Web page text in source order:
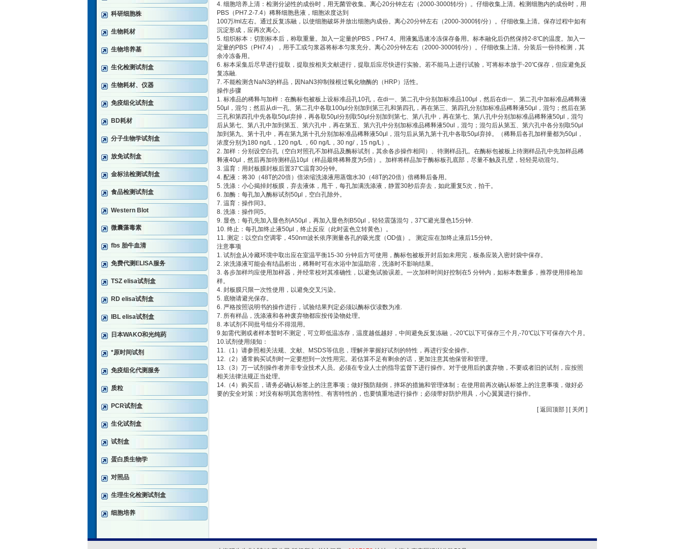
科研细胞株
生物耗材
生物培养基
生化检测试剂盒
生物耗材、仪器
免疫组化试剂盒
BD耗材
分子生物学试剂盒
放免试剂盒
金标法检测试剂盒
食品检测试剂盒
Western Blot
微囊藻毒素
fbs 胎牛血清
免费代测ELISA服务
TSZ elisa试剂盒
RD elisa试剂盒
IBL elisa试剂盒
日本WAKO和光纯药
*原时间试剂
免疫组化代测服务
质粒
PCR试剂盒
生化试剂盒
试剂盒
蛋白质生物学
对照品
生理生化检测试剂盒
细胞培养
4. 细胞培养上清：检测分泌性的成份时，用无菌管收集。离心20分钟左右（2000-3000转/分）。仔细收集上清。检测细胞内的成份时，用
PBS（PH7.2-7.4）稀释细胞悬液，细胞浓度达到
100万/ml左右。通过反复冻融，以使细胞破坏并放出细胞内成份。离心20分钟左右（2000-3000转/分）。仔细收集上清。保存过程中如有
沉淀形成，应再次离心。
5. 组织标本：切割标本后，称取重量。加入一定量的PBS，PH7.4。用液氮迅速冷冻保存备用。标本融化后仍然保持2-8℃的温度。加入一
定量的PBS（PH7.4），用手工或匀浆器将标本匀浆充分。离心20分钟左右（2000-3000转/分）。仔细收集上清。分装后一份待检测，其
余冷冻备用。
6. 标本采集后尽早进行提取，提取按相关文献进行，提取后应尽快进行实验。若不能马上进行试验，可将标本放于-20℃保存，但应避免反
复冻融.
7. 不能检测含NaN3的样品，因NaN3抑制辣根过氧化物酶的（HRP）活性。
操作步骤
1. 标准品的稀释与加样：在酶标包被板上设标准品孔10孔，在di一、第二孔中分别加标准品100μl，然后在di一、第二孔中加标准品稀释液
50μl，混匀；然后从di一孔、第二孔中各取100μl分别加到第三孔和第四孔，再在第三、第四孔分别加标准品稀释液50μl，混匀；然后在第
三孔和第四孔中先各取50μl弃掉，再各取50μl分别取50μl分别加到第七、第八孔中，再在第七、第八孔中分别加标准品稀释液50μl，混匀
后从第七、第八孔中加到第五、第六孔中，再在第五、第六孔中分别加标准品稀释液50ul，混匀；混匀后从第五、第六孔中各分别取50μl
加到第九、第十孔中，再在第九第十孔分别加标准品稀释液50μl，混匀后从第九第十孔中各取50μl弃掉。（稀释后各孔加样量都为50μl，
浓度分别为180 ng/L，120 ng/L ，60 ng/L，30 ng/，15 ng/L）。
2. 加样：分别设空白孔（空白对照孔不加样品及酶标试剂，其余各步操作相同）、待测样品孔。在酶标包被板上待测样品孔中先加样品稀
释液40μl，然后再加待测样品10μl（样品最终稀释度为5倍）。加样将样品加于酶标板孔底部，尽量不触及孔壁，轻轻晃动混匀。
3. 温育：用封板膜封板后置37℃温育30分钟。
4. 配液：将30（48T的20倍）倍浓缩洗涤液用蒸馏水30（48T的20倍）倍稀释后备用。
5. 洗涤：小心揭掉封板膜，弃去液体，甩干，每孔加满洗涤液，静置30秒后弃去，如此重复5次，拍干。
6. 加酶：每孔加入酶标试剂50μl，空白孔除外。
7. 温育：操作同3。
8. 洗涤：操作同5。
9. 显色：每孔先加入显色剂A50μl，再加入显色剂B50μl，轻轻震荡混匀，37℃避光显色15分钟.
10. 终止：每孔加终止液50μl，终止反应（此时蓝色立转黄色）。
11. 测定：以空白空调零，450nm波长依序测量各孔的吸光度（OD值）。 测定应在加终止液后15分钟。
注意事项
1. 试剂盒从冷藏环境中取出应在室温平衡15-30 分钟后方可使用，酶标包被板开封后如未用完，板条应装入密封袋中保存。
2. 浓洗涤液可能会有结晶析出，稀释时可在水浴中加温助溶，洗涤时不影响结果。
3. 各步加样均应使用加样器，并经常校对其准确性，以避免试验误差。一次加样时间好控制在5 分钟内，如标本数量多，推荐使用排枪加
样。
4. 封板膜只限一次性使用，以避免交叉污染。
5. 底物请避光保存。
6. 严格按照说明书的操作进行，试验结果判定必须以酶标仪读数为准.
7. 所有样品，洗涤液和各种废弃物都应按传染物处理。
8. 本试剂不同批号组分不得混用。
9.如需代测或者样本暂时不测定，可立即低温冻存，温度越低越好，中间避免反复冻融，-20℃以下可保存三个月,-70℃以下可保存六个月。
10.试剂使用须知：
11.（1）请参照相关法规、文献、MSDS等信息，理解并掌握好试剂的特性，再进行安全操作。
12.（2）通常购买试剂时一定要想到一次性用完。若估算不足有剩余的话，更加注意其他保管和管理。
13.（3）万一试剂操作者并非专业技术人员。必须在专业人士的指导监督下进行操作。对于使用后的废弃物，不要或者旧的试剂，应按照
相关法律法规正当处理。
14.（4）购买后，请务必确认标签上的注意事项；做好预防颠倒，摔坏的措施和管理体制；在使用前再次确认标签上的注意事项，做好必
要的安全对策；对没有标明其危害特性、有害特性的，也要慎重地进行操作；必须带好防护用具，小心翼翼进行操作。
[返回顶部 ] [ 关闭 ]